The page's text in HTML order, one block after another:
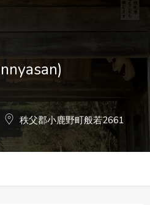
秩父郡小鹿野町般若2661